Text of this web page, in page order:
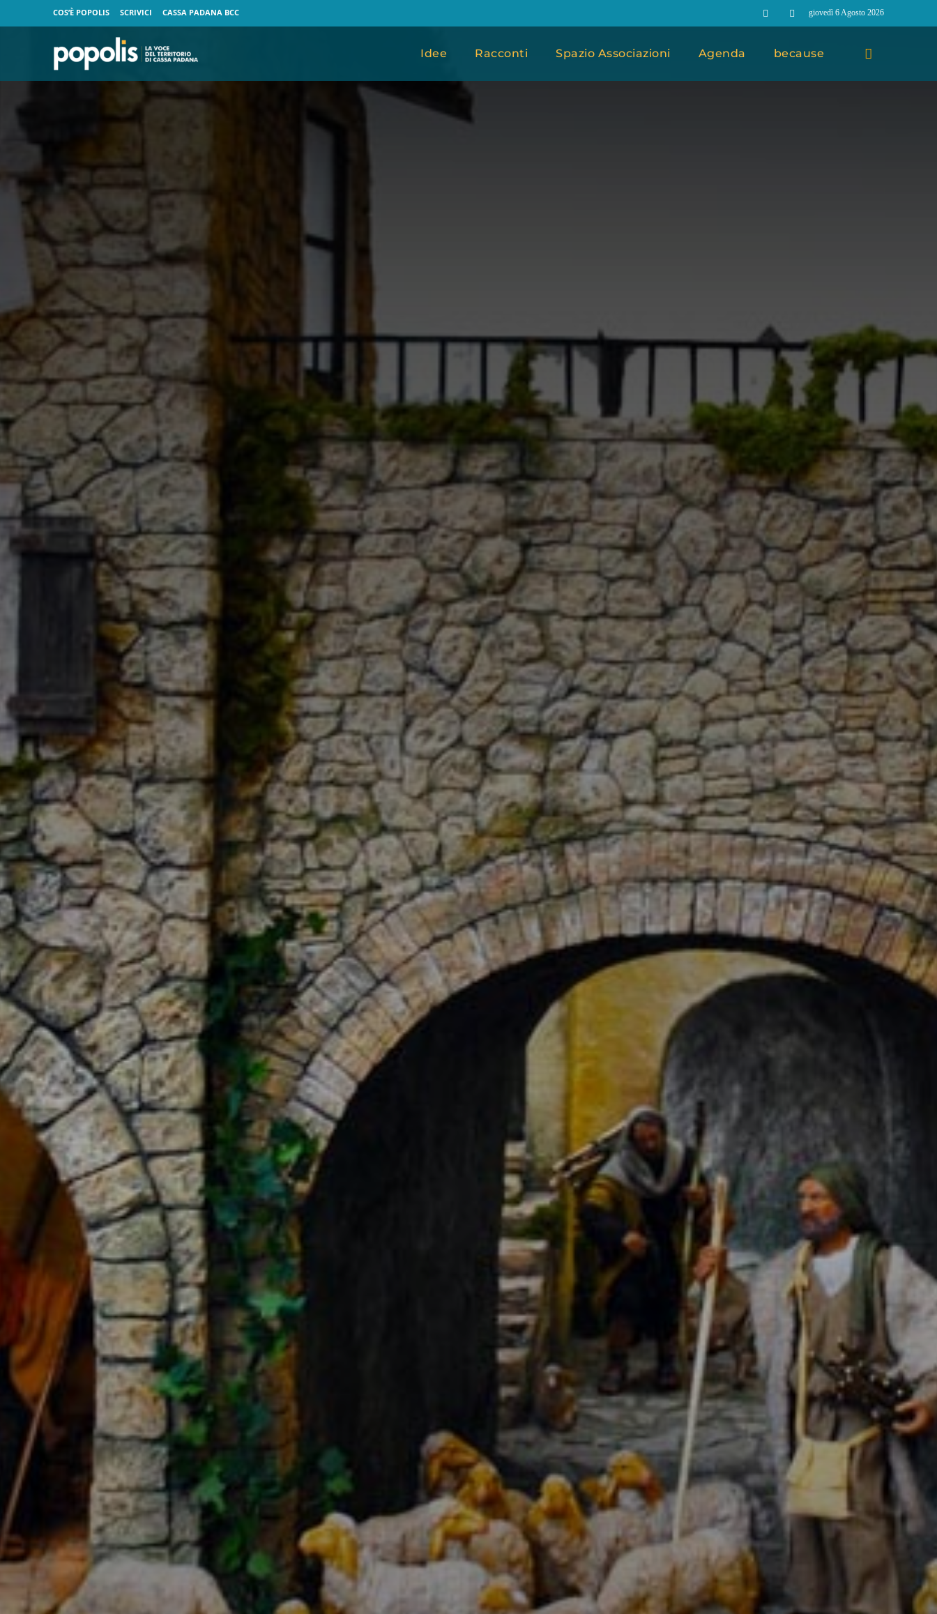
COS’È POPOLIS SCRIVICI CASSA PADANA BCC giovedì 6 Agosto 2026
Idee Racconti Spazio Associazioni Agenda because